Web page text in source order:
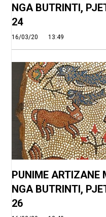
NGA BUTRINTI,
24
16/03/20 13:49
PUNIME ARTIZANE
NGA BUTRINTI,
26